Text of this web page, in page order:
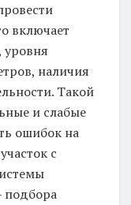
включает
уровня
наличия
Такой
и слабые
ошибок на
с
подбора